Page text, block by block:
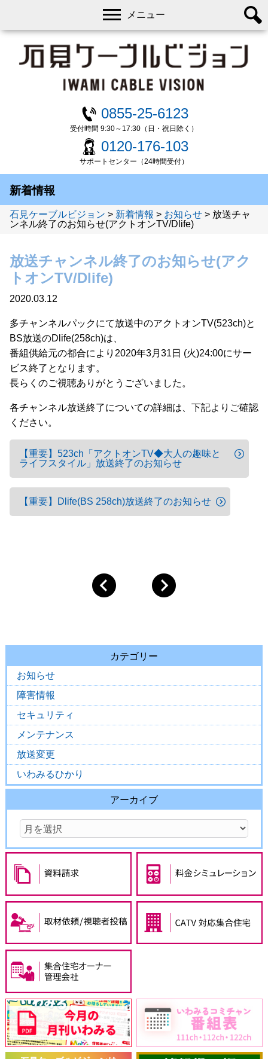
0855-25-6123
受付時間 9:30～17:30（日・祝日除く）
0120-176-103
サポートセンター（24時間受付）
メニュー
新着情報
石見ケーブルビジョン > 新着情報 > お知らせ > 放送チャ
ンネル終了のお知らせ(アクトオンTV/Dlife)
放送チャンネル終了のお知らせ(アク
トオンTV/Dlife)
2020.03.12
多チャンネルパックにて放送中のアクトオンTV(523ch)と
BS放送のDlife(258ch)は、
番組供給元の都合により2020年3月31日 (火)24:00にサー
ビス終了となります。
長らくのご視聴ありがとうございました。
各チャンネル放送終了についての詳細は、下記よりご確認
ください。
【重要】523ch「アクトオンTV◆大人の趣味と
ライフスタイル」放送終了のお知らせ
【重要】Dlife(BS 258ch)放送終了のお知らせ
カテゴリー
お知らせ
障害情報
セキュリティ
メンテナンス
放送変更
いわみるひかり
アーカイブ